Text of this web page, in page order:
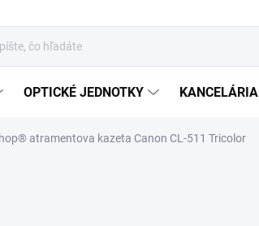
OPTICKÉ JEDNOTKY KANCELÁRIA
atramentova kazeta Canon CL-511 Tricolor